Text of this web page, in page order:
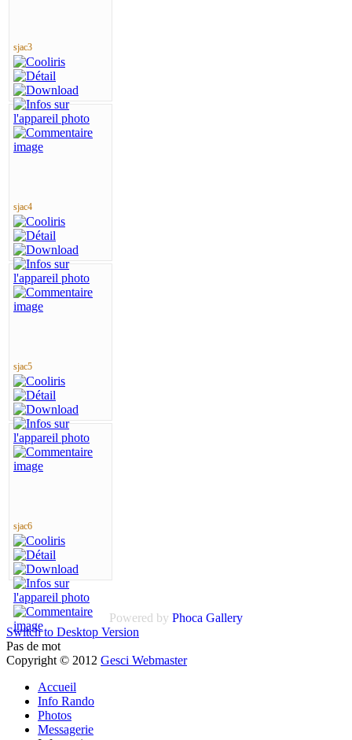
sjac3
sjac4
sjac5
sjac6
Powered by Phoca Gallery
Switch to Desktop Version
Pas de mot
Copyright © 2012 Gesci Webmaster
Accueil
Info Rando
Photos
Messagerie